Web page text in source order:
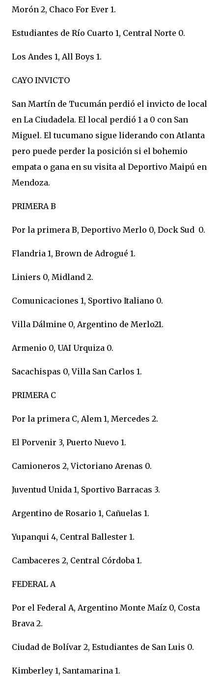
Morón 2, Chaco For Ever 1.
Estudiantes de Río Cuarto 1, Central Norte 0.
Los Andes 1, All Boys 1.
CAYO INVICTO
San Martín de Tucumán perdió el invicto de local
en La Ciudadela. El local perdió 1 a 0 con San
Miguel. El tucumano sigue liderando con Atlanta
pero puede perder la posición si el bohemio
empata o gana en su visita al Deportivo Maipú en
Mendoza.
PRIMERA B
Por la primera B, Deportivo Merlo 0, Dock Sud 0.
Flandria 1, Brown de Adrogué 1.
Liniers 0, Midland 2.
Comunicaciones 1, Sportivo Italiano 0.
Villa Dálmine 0, Argentino de Merlo21.
Armenio 0, UAI Urquiza 0.
Sacachispas 0, Villa San Carlos 1.
PRIMERA C
Por la primera C, Alem 1, Mercedes 2.
El Porvenir 3, Puerto Nuevo 1.
Camioneros 2, Victoriano Arenas 0.
Juventud Unida 1, Sportivo Barracas 3.
Argentino de Rosario 1, Cañuelas 1.
Yupanqui 4, Central Ballester 1.
Cambaceres 2, Central Córdoba 1.
FEDERAL A
Por el Federal A, Argentino Monte Maíz 0, Costa
Brava 2.
Ciudad de Bolívar 2, Estudiantes de San Luis 0.
Kimberley 1, Santamarina 1.